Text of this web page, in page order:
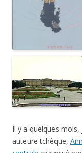
Il y a quelques
auteure tchèque,